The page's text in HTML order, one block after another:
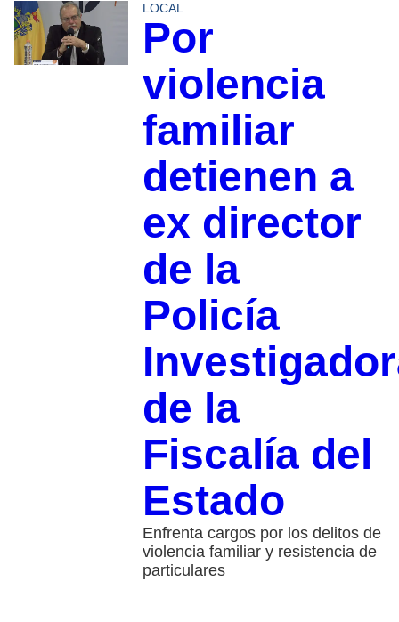
LOCAL
Por
violencia
familiar
detienen a
ex director
de la
Policía
de la
Fiscalía del
Estado
Enfrenta cargos por los delitos de
violencia familiar y resistencia de
particulares